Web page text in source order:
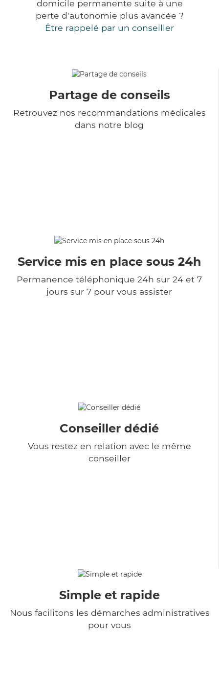
domicile permanente suite à une
perte d'autonomie plus avancée ?
Être rappelé par un conseiller
Partage de conseils
Retrouvez nos recommandations médicales
dans notre blog
Service mis en place sous 24h
Permanence téléphonique 24h sur 24 et 7
jours sur 7 pour vous assister
Conseiller dédié
Vous restez en relation avec le même
conseiller
Simple et rapide
Nous facilitons les démarches administratives
pour vous